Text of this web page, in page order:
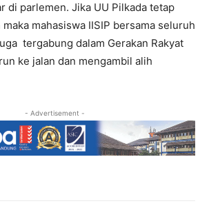
di parlemen. Jika UU Pilkada tetap
mahasiswa IISIP bersama seluruh
tergabung dalam Gerakan Rakyat
ke jalan dan mengambil alih
- Advertisement -